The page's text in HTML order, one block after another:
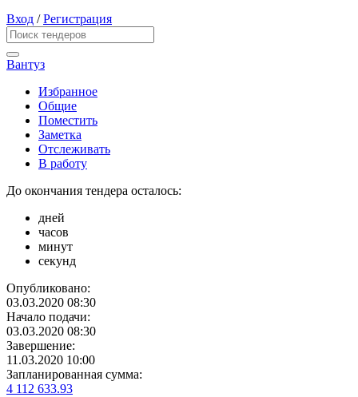
Вход /Регистрация
Вантуз
Избранное
Общие
Поместить
Заметка
Отслеживать
В работу
До окончания тендера осталось:
дней
часов
минут
секунд
Опубликовано:
03.03.2020 08:30
Начало подачи:
03.03.2020 08:30
Завершение:
11.03.2020 10:00
Запланированная сумма:
4 112 633.93